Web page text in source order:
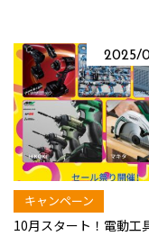
2025/
キャンペーン
10月スタート！電動工